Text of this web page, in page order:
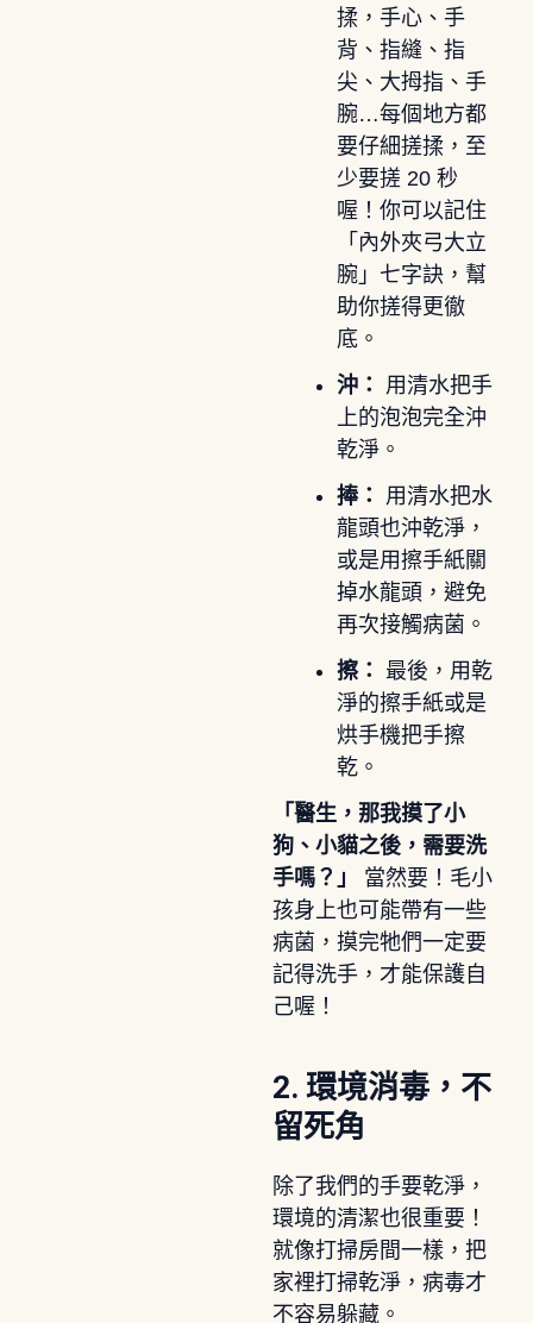
揉，手心、手
背、指縫、指
尖、大拇指、手
腕…每個地方都
要仔細搓揉，至
少要搓 20 秒
喔！你可以記住
「內外夾弓大立
腕」七字訣，幫
助你搓得更徹
底。
沖：
用清水把手
上的泡泡完全沖
乾淨。
捧：
用清水把水
龍頭也沖乾淨，
或是用擦手紙關
掉水龍頭，避免
再次接觸病菌。
擦：
最後，用乾
淨的擦手紙或是
烘手機把手擦
乾。
「醫生，那我摸了小
狗、小貓之後，需要洗
手嗎？」
當然要！毛小
孩身上也可能帶有一些
病菌，摸完牠們一定要
記得洗手，才能保護自
己喔！
2. 環境消毒，不
留死角
除了我們的手要乾淨，
環境的清潔也很重要！
就像打掃房間一樣，把
家裡打掃乾淨，病毒才
不容易躲藏。